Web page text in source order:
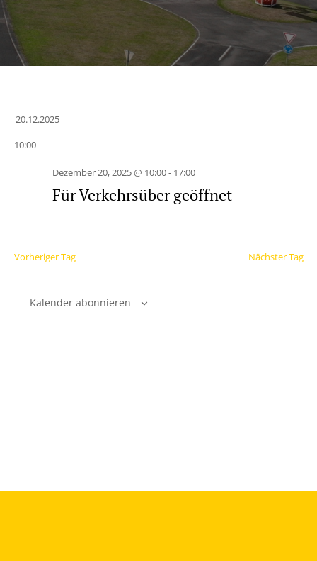
20.12.2025
wählen.
10:00
Dezember 20, 2025 @ 10:00- 17:00
Für Verkehrsüber geöffnet
Vorheriger Tag Nächster Tag
Kalender abonnieren